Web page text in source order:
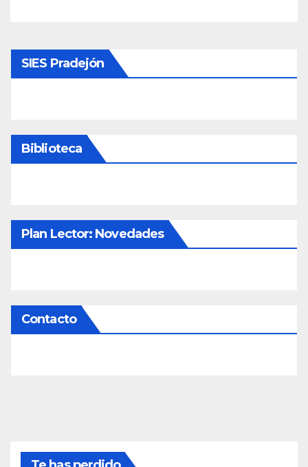
SIES Pradejón
Biblioteca
Plan Lector: Novedades
Contacto